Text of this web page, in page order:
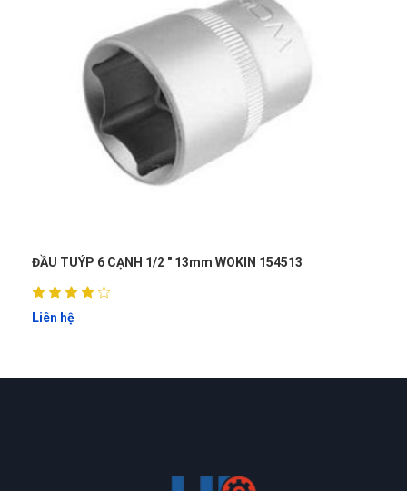
Lark Hoàng
(Đánh giá 1 năm trước)
Được người quen PR nhờ lên web thấy dịch vụ ok. Nên đến
trải ngiệm luôn
Bảo 2 -3 hôm mới nhận được mà trong chiều có luôn. Quá
vip pro
Huyền Trang
CẠNH 1/2 " 13mm WOKIN 154513 ĐẦU TUÝP 06